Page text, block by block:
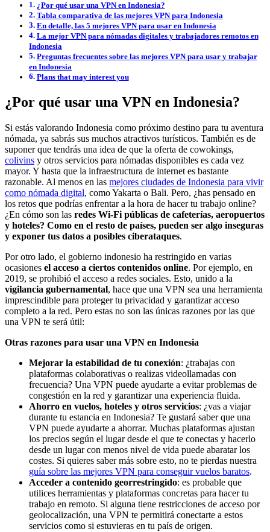
¿Por qué usar una VPN en Indonesia?
Tabla comparativa de las mejores VPN para Indonesia
En detalle, las 5 mejores VPN para usar en Indonesia
La mejor VPN para nómadas digitales y trabajadores remotos en
Indonesia
Preguntas frecuentes sobre las mejores VPN para usar y trabajar
en Indonesia
Plans that may interest you
¿Por qué usar una VPN en Indonesia?
Si estás valorando Indonesia como próximo destino para tu aventura
nómada, ya sabrás sus muchos atractivos turísticos. También es de
suponer que tendrás una idea de que la oferta de cowokings,
colivins y otros servicios para nómadas disponibles es cada vez
mayor. Y hasta que la infraestructura de internet es bastante
razonable. Al menos en las mejores ciudades de Indonesia para vivir
como nómada digital, como Yakarta o Bali. Pero, ¿has pensado en
los retos que podrías enfrentar a la hora de hacer tu trabajo online?
¿En cómo son las redes Wi-Fi públicas de cafeterías, aeropuertos
y hoteles? Como en el resto de países, pueden ser algo inseguras
y exponer tus datos a posibles ciberataques.
Por otro lado, el gobierno indonesio ha restringido en varias
ocasiones el acceso a ciertos contenidos online. Por ejemplo, en
2019, se prohibió el acceso a redes sociales. Esto, unido a la
vigilancia gubernamental, hace que una VPN sea una herramienta
imprescindible para proteger tu privacidad y garantizar acceso
completo a la red. Pero estas no son las únicas razones por las que
una VPN te será útil:
Otras razones para usar una VPN en Indonesia
Mejorar la estabilidad de tu conexión: ¿trabajas con
plataformas colaborativas o realizas videollamadas con
frecuencia? Una VPN puede ayudarte a evitar problemas de
congestión en la red y garantizar una experiencia fluida.
Ahorro en vuelos, hoteles y otros servicios: ¿vas a viajar
durante tu estancia en Indonesia? Te gustará saber que una
VPN puede ayudarte a ahorrar. Muchas plataformas ajustan
los precios según el lugar desde el que te conectas y hacerlo
desde un lugar con menos nivel de vida puede abaratar los
costes. Si quieres saber más sobre esto, no te pierdas nuestra
guía sobre las mejores VPN para conseguir vuelos baratos.
Acceder a contenido georrestringido: es probable que
utilices herramientas y plataformas concretas para hacer tu
trabajo en remoto. Si alguna tiene restricciones de acceso por
geolocalización, una VPN te permitirá conectarte a estos
servicios como si estuvieras en tu país de origen.